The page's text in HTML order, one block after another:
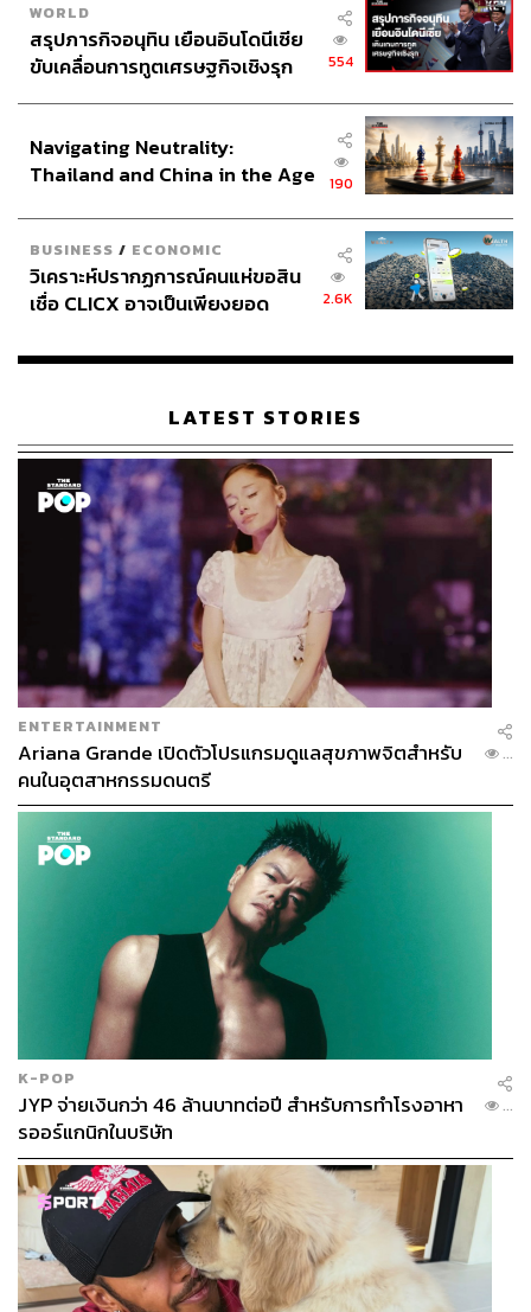
WORLD
สรุปภารกิจอนุทิน เยือนอินโดนีเซีย
ขับเคลื่อนการทูตเศรษฐกิจเชิงรุก
554
Navigating Neutrality:
Thailand and China in the Age
190
BUSINESS / ECONOMIC
วิเคราะห์ปรากฏการณ์คนแห่ขอสิน
เชื่อ CLICX อาจเป็นเพียงยอด
เรือนไทยที่ถูกซุกไว้
2.6K
LATEST STORIES
ENTERTAINMENT
Ariana Grande เปิดตัวโปรแกรมดูแลสุขภาพจิตสำหรับ
คนในอุตสาหกรรมดนตรี
...
K-POP
JYP จ่ายเงินกว่า 46 ล้านบาทต่อปี สำหรับการทำโรงอาหา
รออร์แกนิกในบริษัท
...